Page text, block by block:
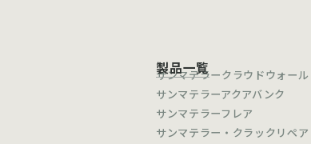
製品一覧
サンマテラークラウドウォール
サンマテラーアクアバンク
サンマテラーフレア
サンマテラー・クラックリペア